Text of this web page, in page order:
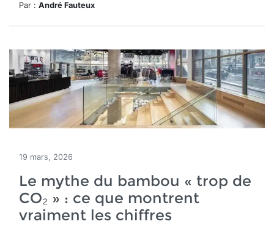
Par : André Fauteux
19 mars, 2026
Le mythe du bambou « trop de
CO₂ » : ce que montrent
vraiment les chiffres